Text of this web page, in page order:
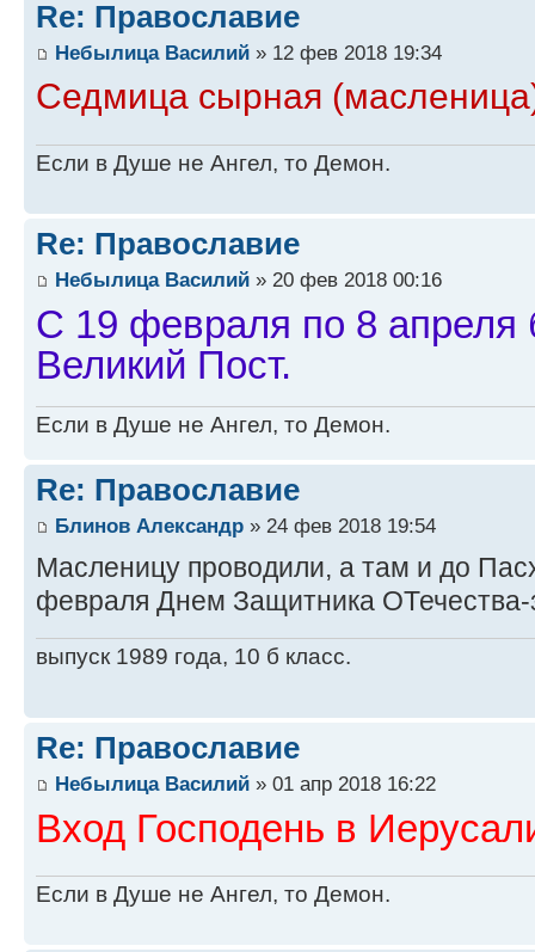
Re: Православие
Небылица Василий » 12 фев 2018 19:34
Седмица cырная
Если в Душе не Ангел, то Демон.
Re: Православие
Небылица Василий » 20 фев 2018 00:16
С 19 февраля по 8 апреля
Великий Пост.
Если в Душе не Ангел, то Демон.
Re: Православие
Блинов Александр » 24 фев 2018 19:54
Масленицу проводили, а там и до
февраля Днем Защитника ОТечества-
выпуск 1989 года, 10 б класс.
Re: Православие
Небылица Василий » 01 апр 2018 16:22
Вход Господень в
Если в Душе не Ангел, то Демон.